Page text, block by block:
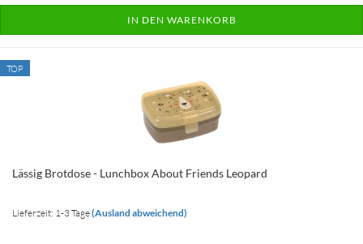
IN DEN WARENKORB
TOP
Lässig Brotdose - Lunchbox About Friends Leopard
Lieferzeit: 1-3 Tage(Ausland abweichend)